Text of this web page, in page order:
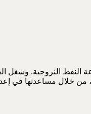
النفط النروجية. وشغل